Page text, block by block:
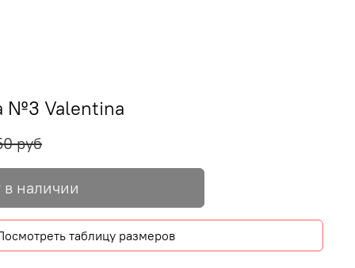
№3 Valentina
руб
наличии
таблицу размеров